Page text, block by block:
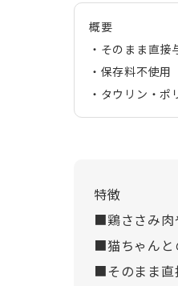
概要
・そのまま直接
・保存料不使用
・タウリン・ポ
特徴
■鶏ささみ肉
■猫ちゃんと
■そのまま直